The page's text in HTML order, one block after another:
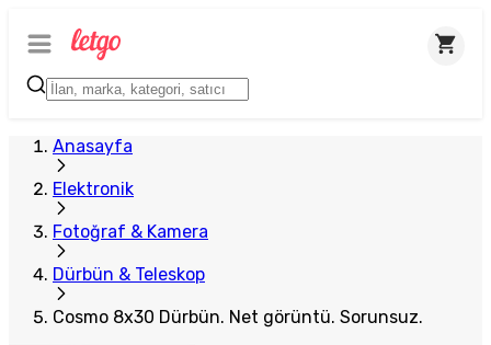
Anasayfa
Elektronik
Fotoğraf & Kamera
Dürbün & Teleskop
Cosmo 8x30 Dürbün. Net görüntü. Sorunsuz.